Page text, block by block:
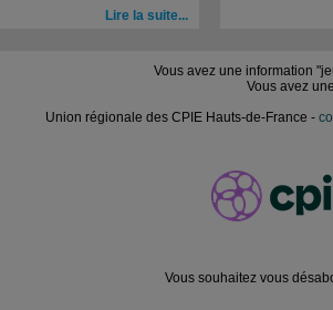
Lire la suite...
Vous avez une information
Vous avez
Union régionale des CPIE Hauts-de-France -
Vous souhaitez vous